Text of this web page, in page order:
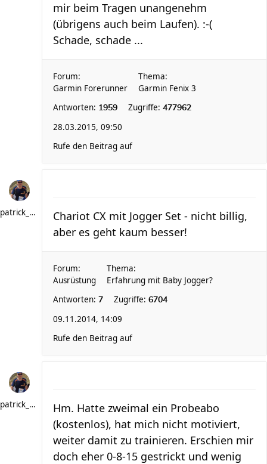
mir beim Tragen unangenehm
(übrigens auch beim Laufen). :-(
Schade, schade ...
Forum:
Garmin Forerunner
Thema:
Garmin Fenix 3
Antworten: 1959 Zugriffe: 477962
28.03.2015, 09:50
Rufe den Beitrag auf
patrick_schere
Chariot CX mit Jogger Set - nicht billig,
aber es geht kaum besser!
Forum:
Ausrüstung
Thema:
Erfahrung mit Baby Jogger?
Antworten: 7 Zugriffe: 6704
09.11.2014, 14:09
Rufe den Beitrag auf
patrick_schere
Hm. Hatte zweimal ein Probeabo
(kostenlos), hat mich nicht motiviert,
weiter damit zu trainieren. Erschien mir
doch eher 0-8-15 gestrickt und wenig